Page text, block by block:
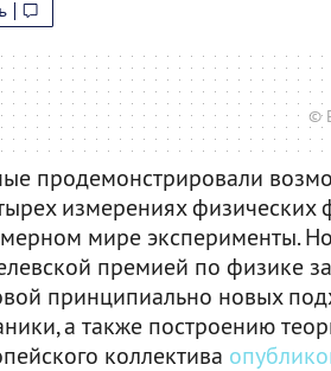
©
продемонстрировали
измерениях
мире эксперименты.
премией по физике
принципиально новых
а также построению
коллектива